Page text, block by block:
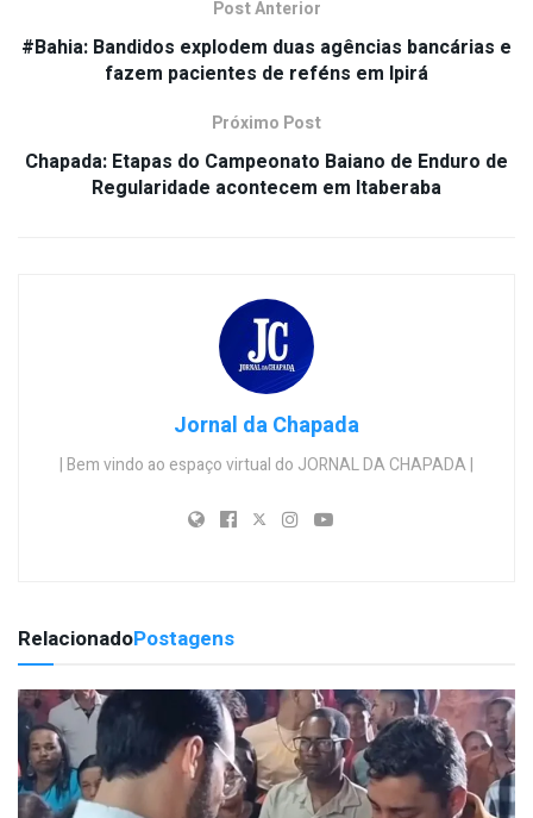
Post Anterior
#Bahia: Bandidos explodem duas agências bancárias e
fazem pacientes de reféns em Ipirá
Próximo Post
Chapada: Etapas do Campeonato Baiano de Enduro de
Regularidade acontecem em Itaberaba
Jornal da Chapada
| Bem vindo ao espaço virtual do JORNAL DA CHAPADA |
RelacionadoPostagens